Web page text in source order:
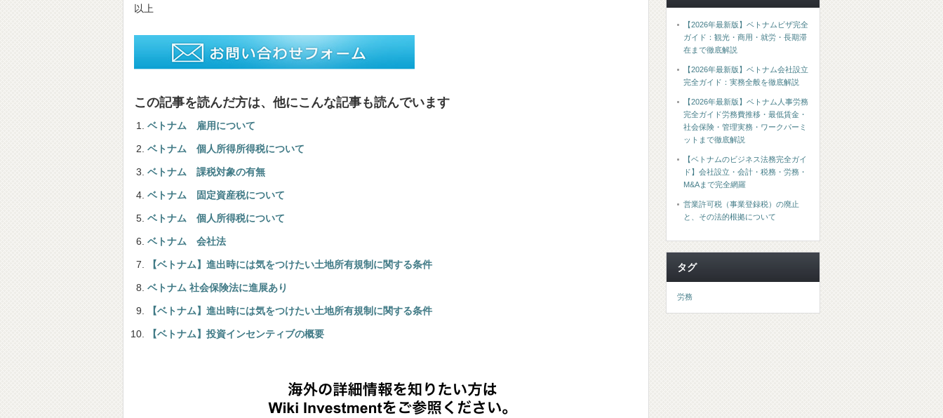
以上
この記事を読んだ方は、他にこんな記事も読んでいます
ベトナム 雇用について
ベトナム 個人所得所得税について
ベトナム 課税対象の有無
ベトナム 固定資産税について
ベトナム 個人所得税について
ベトナム 会社法
【ベトナム】進出時には気をつけたい土地所有規制に関する条件
ベトナム 社会保険法に進展あり
【ベトナム】進出時には気をつけたい土地所有規制に関する条件
【ベトナム】投資インセンティブの概要
【2026年最新版】ベトナムビザ完全
ガイド：観光・商用・就労・長期滞
在まで徹底解説
【2026年最新版】ベトナム会社設立
完全ガイド：実務全般を徹底解説
【2026年最新版】ベトナム人事労務
完全ガイド労務費推移・最低賃金・
社会保険・管理実務・ワークパーミ
ットまで徹底解説
【ベトナムのビジネス法務完全ガイ
ド】会社設立・会計・税務・労務・
M&Aまで完全網羅
営業許可税（事業登録税）の廃止
と、その法的根拠について
タグ
労務